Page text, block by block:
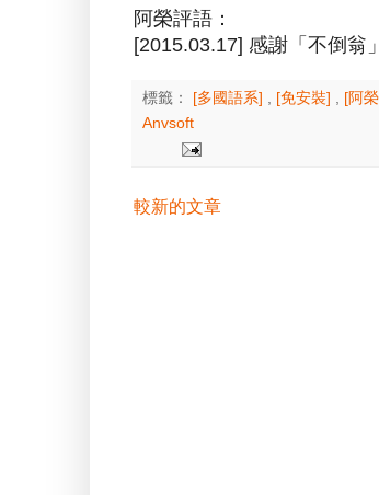
阿榮評語：
[2015.03.17] 感謝「不倒翁
標籤： [多國語系] [免安裝] [阿
Anvsoft
較新的文章